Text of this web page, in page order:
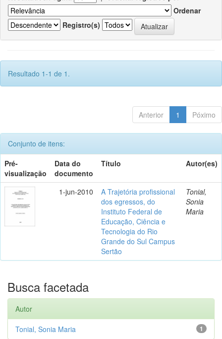
Ordenar
Registro(s)
Resultado 1-1 de 1.
Anterior 1 Póximo
Conjunto de itens:
Pré-
visualização
Data do
documento
Título Autor(es)
1-jun-2010
A Trajetória profissional
dos egressos, do
Instituto Federal de
Educação, Ciência e
Tecnologia do Rio
Grande do Sul Campus
Sertão
Tonial,
Sonia
Maria
Busca facetada
Autor
1
Tonial, Sonia Maria